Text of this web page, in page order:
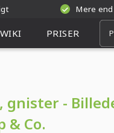
Mere
WIKI PRISER
gnister -
& Co.